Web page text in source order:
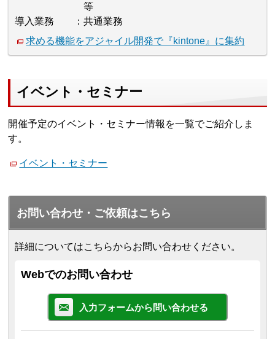
等
導入業務
共通業務
求める機能をアジャイル開発で『kintone』に集約
イベント・セミナー
開催予定のイベント・セミナー情報を一覧でご紹介しま
す。
イベント・セミナー
お問い合わせ・ご依頼はこちら
詳細についてはこちらからお問い合わせください。
Webでのお問い合わせ
入力フォームから問い合わせる